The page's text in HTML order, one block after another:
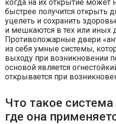
когда на их открытие может
быстрее получится открыть
уцелеть и сохранить
и мешкаются в тех или иных
Противопожарные двери
из себя умные системы,
выходу при возникновении
основой является
открывается при
Что такое
где она